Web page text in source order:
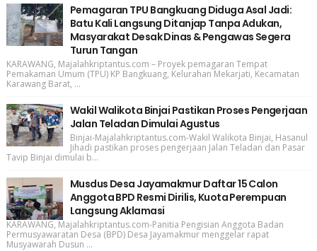
Pemagaran TPU Bangkuang Diduga Asal Jadi:
Batu Kali Langsung Ditanjap Tanpa Adukan,
Masyarakat Desak Dinas & Pengawas Segera
Turun Tangan
KARAWANG, Majalahkriptantus.com – Proyek pemagaran Tempat
Pemakaman Umum (TPU) KP Bangkuang, Kelurahan Mekarjati, Kecamatan
Karawang Barat, ...
Wakil Walikota Binjai Pastikan Proses Pengerjaan
Jalan Teladan Dimulai Agustus
Binjai-Majalahkriptantus.com-Wakil Walikota Binjai, Hasanul
Jihadi pastikan proses pengerjaan Jalan Teladan dan Pasar
Tavip Binjai dimulai b...
Musdus Desa Jayamakmur Daftar 15 Calon
Anggota BPD Resmi Dirilis, Kuota Perempuan
Langsung Aklamasi
KARAWANG, Majalahkriptantus.com-Panitia Pengisian Anggota Badan
Permusyawaratan Desa (BPD) Desa Jayamakmur menggelar rapat
Musyawarah Dusun ...